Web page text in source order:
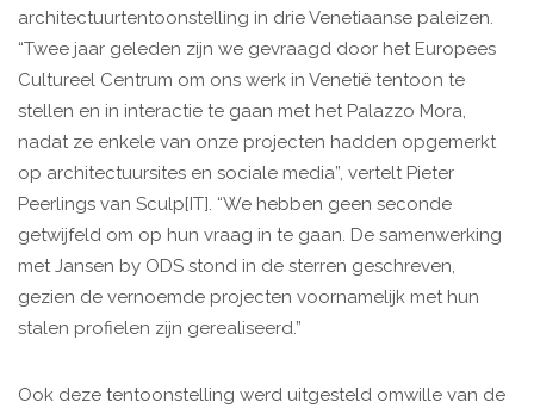
architectuurtentoonstelling in drie Venetiaanse paleizen.
“Twee jaar geleden zijn we gevraagd door het Europees
Cultureel Centrum om ons werk in Venetië tentoon te
stellen en in interactie te gaan met het Palazzo Mora,
nadat ze enkele van onze projecten hadden opgemerkt
op architectuursites en sociale media”, vertelt Pieter
Peerlings van Sculp[IT]. “We hebben geen seconde
getwijfeld om op hun vraag in te gaan. De samenwerking
met Jansen by ODS stond in de sterren geschreven,
gezien de vernoemde projecten voornamelijk met hun
stalen profielen zijn gerealiseerd.”
Ook deze tentoonstelling werd uitgesteld omwille van de